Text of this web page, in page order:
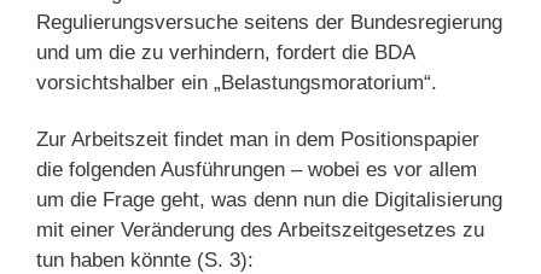
Regulierungsversuche seitens der Bundesregierung
und um die zu verhindern, fordert die BDA
vorsichtshalber ein „Belastungsmoratorium“.
Zur Arbeitszeit findet man in dem Positionspapier
die folgenden Ausführungen – wobei es vor allem
um die Frage geht, was denn nun die Digitalisierung
mit einer Veränderung des Arbeitszeitgesetzes zu
tun haben könnte (S. 3):